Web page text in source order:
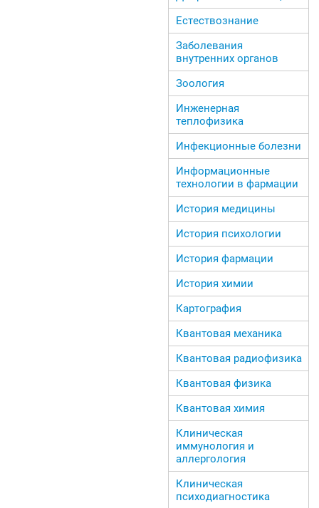
Естествознание
Заболевания
внутренних органов
Зоология
Инженерная
теплофизика
Инфекционные болезни
Информационные
технологии в фармации
История медицины
История психологии
История фармации
История химии
Картография
Квантовая механика
Квантовая радиофизика
Квантовая физика
Квантовая химия
Клиническая
иммунология и
аллергология
Клиническая
психодиагностика